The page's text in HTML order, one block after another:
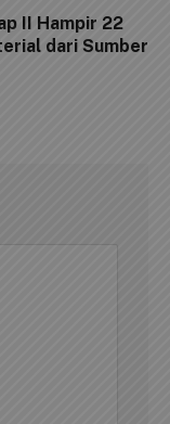
II Hampir 22
dari Sumber